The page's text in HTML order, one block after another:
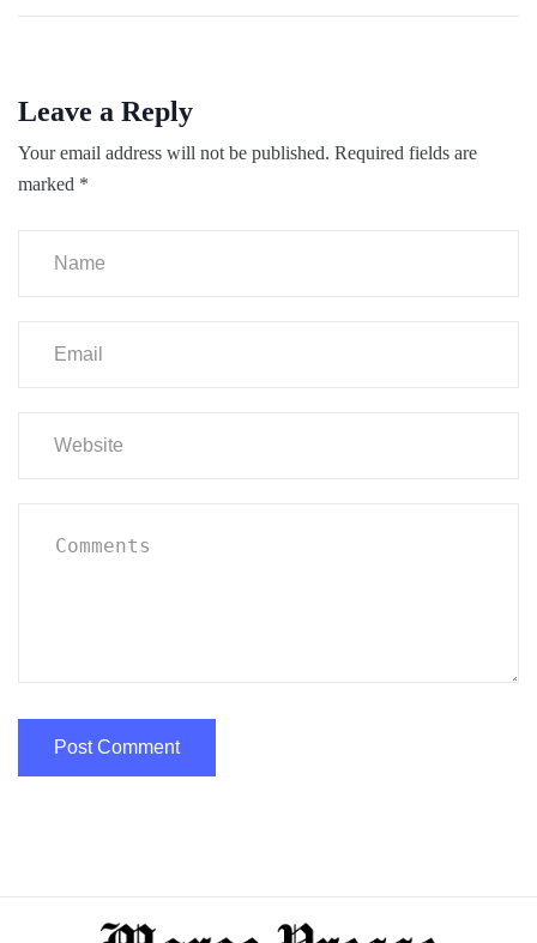
Leave a Reply
Your email address will not be published. Required fields are
marked *